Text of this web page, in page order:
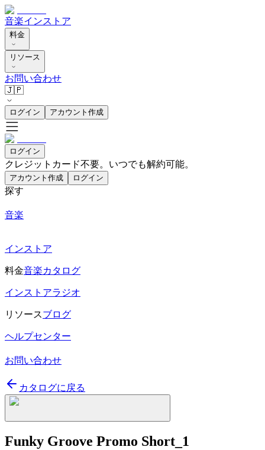
音楽インストア
料金
リソース
お問い合わせ
🇯🇵
ログイン アカウント作成
ログイン
クレジットカード不要。いつでも解約可能。
アカウント作成 ログイン
探す
音楽
インストア
料金音楽カタログ
インストアラジオ
リソースブログ
ヘルプセンター
お問い合わせ
カタログに戻る
Funky Groove Promo Short_1